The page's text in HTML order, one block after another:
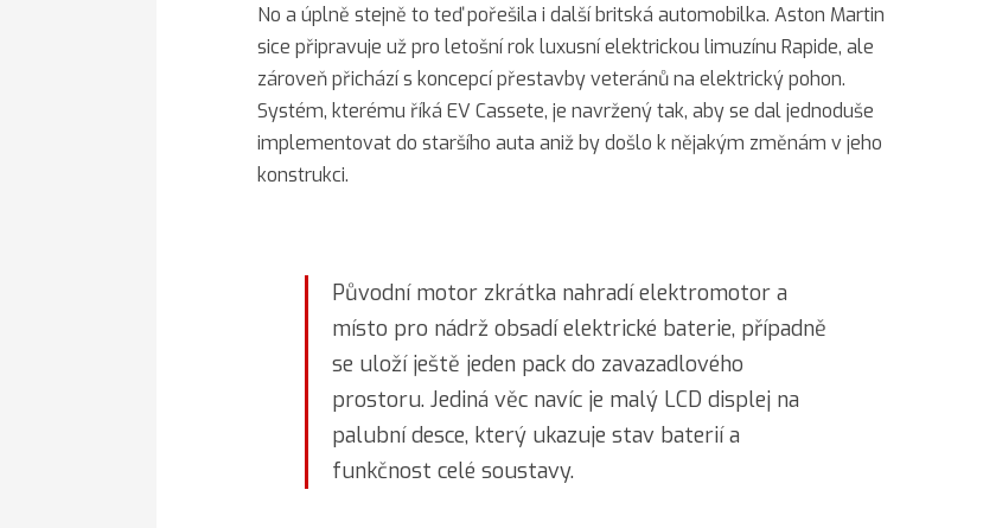
No a úplně stejně to teď pořešila i další britská automobilka. Aston Martin
sice připravuje už pro letošní rok luxusní elektrickou limuzínu Rapide, ale
zároveň přichází s koncepcí přestavby veteránů na elektrický pohon.
Systém, kterému říká EV Cassete, je navržený tak, aby se dal jednoduše
implementovat do staršího auta aniž by došlo k nějakým změnám v jeho
konstrukci.
Původní motor zkrátka nahradí elektromotor a
místo pro nádrž obsadí elektrické baterie, případně
se uloží ještě jeden pack do zavazadlového
prostoru. Jediná věc navíc je malý LCD displej na
palubní desce, který ukazuje stav baterií a
funkčnost celé soustavy.